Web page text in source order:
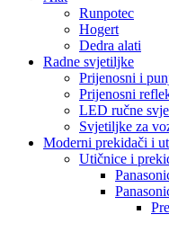
Runpotec
Hogert
Dedra alati
Radne svjetiljke
Prijenosni i
Prijenosni
LED ručne
Svjetiljke za
Moderni prekidači i
Utičnice i